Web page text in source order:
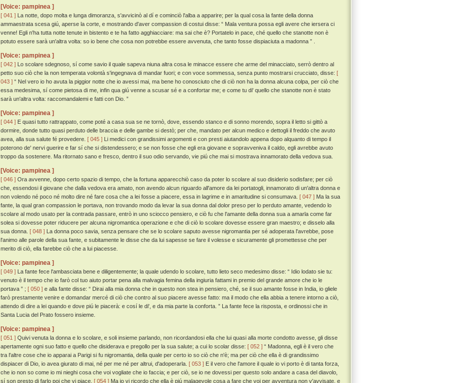
[Voice: pampinea ]
[ 041 ] La notte, dopo molta e lunga dimoranza, s'avvicinò al dí e cominciò l'alba a apparire; per la qual cosa la fante della donna
ammaestrata scesa giú, aperse la corte, e mostrando d'aver compassion di costui disse: “ Mala ventura possa egli avere che iersera ci
venne! Egli n'ha tutta notte tenute in bistento e te ha fatto agghiacciare: ma sai che è? Portatelo in pace, ché quello che stanotte non è
potuto essere sarà un'altra volta: so io bene che cosa non potrebbe essere avvenuta, che tanto fosse dispiaciuta a madonna ” .
[Voice: pampinea ]
[ 042 ] Lo scolare sdegnoso, sí come savio il quale sapeva niuna altra cosa le minacce essere che arme del minacciato, serrò dentro al
petto suo ciò che la non temperata volontà s'ingegnava di mandar fuori; e con voce sommessa, senza punto mostrarsi crucciato, disse: [
043 ] “ Nel vero io ho avuta la piggior notte che io avessi mai, ma bene ho conosciuto che di ciò non ha la donna alcuna colpa, per ciò che
essa medesima, sí come pietosa di me, infin qua giú venne a scusar sé e a confortar me; e come tu di' quello che stanotte non è stato
sarà un'altra volta: raccomandalemi e fatti con Dio. ”
[Voice: pampinea ]
[ 044 ] E quasi tutto rattrappato, come poté a casa sua se ne tornò, dove, essendo stanco e di sonno morendo, sopra il letto si gittò a
dormire, donde tutto quasi perduto delle braccia e delle gambe si destò; per che, mandato per alcun medico e dettogli il freddo che avuto
avea, alla sua salute fé provedere. [ 045 ] Li medici con grandissimi argomenti e con presti aiutandolo appena dopo alquanto di tempo il
poterono de' nervi guerire e far sí che si distendessero; e se non fosse che egli era giovane e sopravveniva il caldo, egli avrebbe avuto
troppo da sostenere. Ma ritornato sano e fresco, dentro il suo odio servando, vie piú che mai si mostrava innamorato della vedova sua.
[Voice: pampinea ]
[ 046 ] Ora avvenne, dopo certo spazio di tempo, che la fortuna apparecchiò caso da poter lo scolare al suo disiderio sodisfare; per ciò
che, essendosi il giovane che dalla vedova era amato, non avendo alcun riguardo all'amore da lei portatogli, innamorato di un'altra donna e
non volendo né poco né molto dire né fare cosa che a lei fosse a piacere, essa in lagrime e in amaritudine si consumava. [ 047 ] Ma la sua
fante, la qual gran compassion le portava, non trovando modo da levar la sua donna dal dolor preso per lo perduto amante, vedendo lo
scolare al modo usato per la contrada passare, entrò in uno sciocco pensiero, e ciò fu che l'amante della donna sua a amarla come far
solea si dovesse poter riducere per alcuna nigromantica operazione e che di ciò lo scolare dovesse essere gran maestro; e disselo alla
sua donna. [ 048 ] La donna poco savia, senza pensare che se lo scolare saputo avesse nigromantia per sé adoperata l'avrebbe, pose
l'animo alle parole della sua fante, e subitamente le disse che da lui sapesse se fare il volesse e sicuramente gli promettesse che per
merito di ciò, ella farebbe ciò che a lui piacesse.
[Voice: pampinea ]
[ 049 ] La fante fece l'ambasciata bene e diligentemente; la quale udendo lo scolare, tutto lieto seco medesimo disse: “ Idio lodato sie tu:
venuto è il tempo che io farò col tuo aiuto portar pena alla malvagia femina della ingiuria fattami in premio del grande amore che io le
portava ” ; [ 050 ] e alla fante disse: “ Dirai alla mia donna che in questo non stea in pensiero, ché, se il suo amante fosse in India, io gliele
farò prestamente venire e domandar mercé di ciò che contro al suo piacere avesse fatto: ma il modo che ella abbia a tenere intorno a ciò,
attendo di dire a lei quando e dove piú le piacerà: e cosí le di', e da mia parte la conforta. ” La fante fece la risposta, e ordinossi che in
Santa Lucia del Prato fossero insieme.
[Voice: pampinea ]
[ 051 ] Quivi venuta la donna e lo scolare, e soli insieme parlando, non ricordandosi ella che lui quasi alla morte condotto avesse, gli disse
apertamente ogni suo fatto e quello che disiderava e pregollo per la sua salute; a cui lo scolar disse: [ 052 ] “ Madonna, egli è il vero che
tra l'altre cose che io apparai a Parigi si fu nigromantia, della quale per certo io so ciò che n'è; ma per ciò che ella è di grandissimo
dispiacer di Dio, io avea giurato di mai, né per me né per altrui, d'adoperarla. [ 053 ] E il vero che l'amore il quale io vi porto è di tanta forza,
che io non so come io mi nieghi cosa che voi vogliate che io faccia; e per ciò, se io ne dovessi per questo solo andare a casa del diavolo,
sí son presto di farlo poi che vi piace. [ 054 ] Ma io vi ricordo che ella è piú malagevole cosa a fare che voi per avventura non v'avvisate, e